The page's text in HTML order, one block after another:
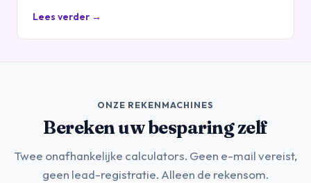
Lees verder →
ONZE REKENMACHINES
Bereken uw besparing zelf
Twee onafhankelijke calculators. Geen e-mail vereist,
geen lead-registratie. Alleen de rekensom.